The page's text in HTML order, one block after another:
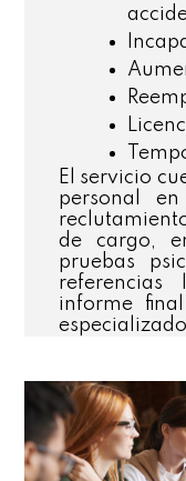
El servicio
personal
de cargo,
pruebas
informe